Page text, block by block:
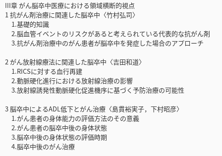
III章 がん脳卒中医療における領域横断的視点
1 抗がん剤治療に関連した脳卒中〈竹村弘司〉
1.基礎的知識
2.脳血管イベントのリスクがあると考えられている代表的な抗がん剤
3.抗がん剤治療中のがん患者が脳卒中を発症した場合のアプローチ
2 がん放射線療法に関連した脳卒中〈吉田和道〉
1.RICSに対する血行再建
2.動脈硬化進行における放射線治療の影響
3.放射線誘発性動脈硬化促進機序に基づく予防治療の可能性
3 脳卒中によるADL低下とがん治療〈島貫裕実子，下村昭彦〉
1.がん患者の身体能力の評価方法のその意義
2.がん患者の脳卒中後の身体状態
3.脳卒中後の身体状態の評価時期
4.脳卒中後のがん治療